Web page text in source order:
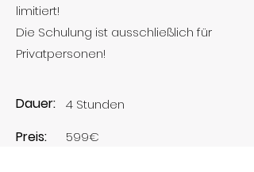
limitiert!
Die Schulung ist ausschließlich für
Privatpersonen!
Dauer: 4 Stunden
Preis:
599€